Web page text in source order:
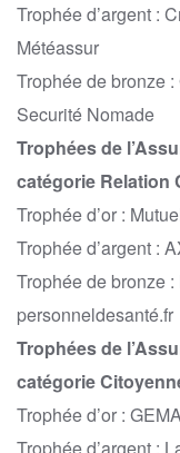
Trophée d’argent :
Météassur
Trophée de bronze
Securité Nomade
Trophées de
catégorie Relation
Trophée d’or :
Trophée d’argent :
Trophée de bronze
personneldesanté.fr
Trophées de
catégorie
Trophée d’or :